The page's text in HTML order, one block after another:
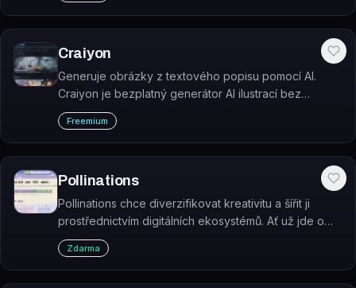
Craiyon
Generuje obrázky z textového popisu pomocí AI.
Craiyon je bezplatný generátor AI ilustrací bez
nutnosti registrace.
Freemium
Pollinations
Pollinations chce diverzifikovat kreativitu a šířit ji
prostřednictvím digitálních ekosystémů. Ať už jde o
obraz, video nebo zvuk, zveme lidi, aby si pomocí
umělé inteligence představovali nové…
Zdarma